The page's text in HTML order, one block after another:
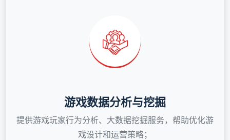
游戏数据分析与挖掘
提供游戏玩家行为分析、大数据挖掘服务，帮助优化游
戏设计和运营策略；